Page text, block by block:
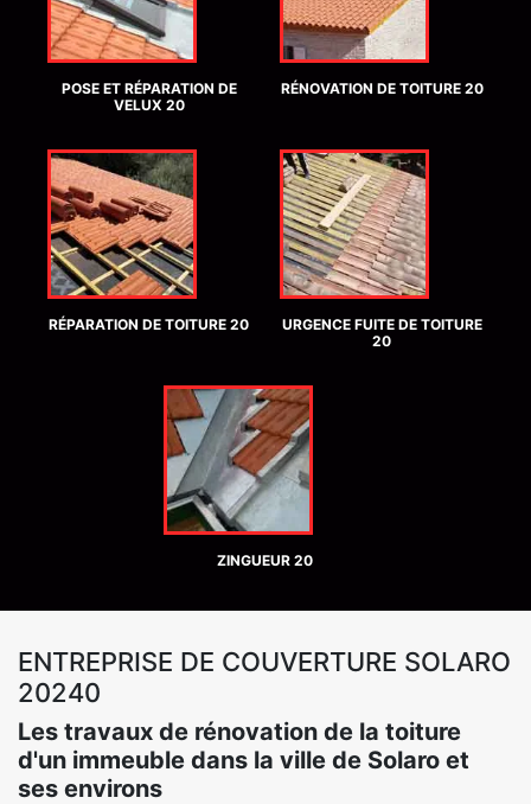
POSE ET RÉPARATION DE
VELUX 20
RÉNOVATION DE TOITURE 20
RÉPARATION DE TOITURE 20
URGENCE FUITE DE TOITURE
20
ZINGUEUR 20
ENTREPRISE DE COUVERTURE SOLARO
20240
Les travaux de rénovation de la toiture
d'un immeuble dans la ville de Solaro et
ses environs